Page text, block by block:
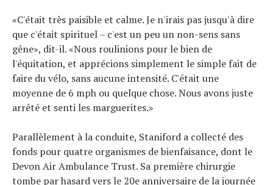
«C'était très paisible et calme. Je n'irais pas jusqu'à dire
que c'était spirituel – c'est un peu un non-sens sans
gêne», dit-il. «Nous roulinions pour le bien de
l'équitation, et apprécions simplement le simple fait de
faire du vélo, sans aucune intensité. C'était une
moyenne de 6 mph ou quelque chose. Nous avons juste
arrêté et senti les marguerites.»
Parallèlement à la conduite, Staniford a collecté des
fonds pour quatre organismes de bienfaisance, dont le
Devon Air Ambulance Trust. Sa première chirurgie
tombe par hasard vers le 20e anniversaire de la journée